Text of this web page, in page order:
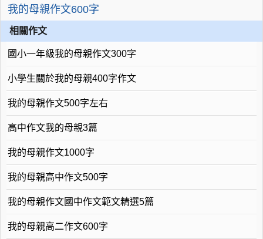
我的母親作文600字
相關作文
國小一年級我的母親作文300字
小學生關於我的母親400字作文
我的母親作文500字左右
高中作文我的母親3篇
我的母親作文1000字
我的母親高中作文500字
我的母親作文國中作文範文精選5篇
我的母親高二作文600字